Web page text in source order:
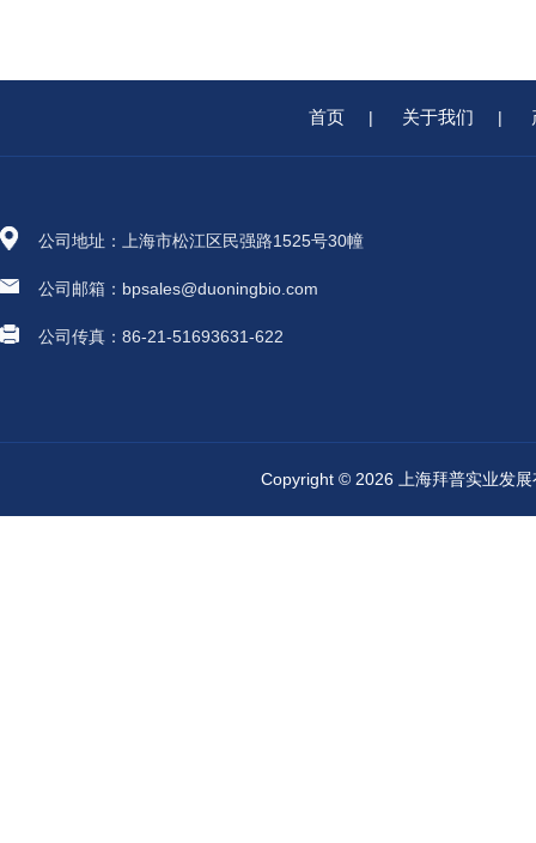
首页 | 关于我们 |
公司地址：上海市松江区民强路1525号30幢
公司邮箱：bpsales@duoningbio.com
公司传真：86-21-51693631-622
Copyright © 2026 上海拜普实业发